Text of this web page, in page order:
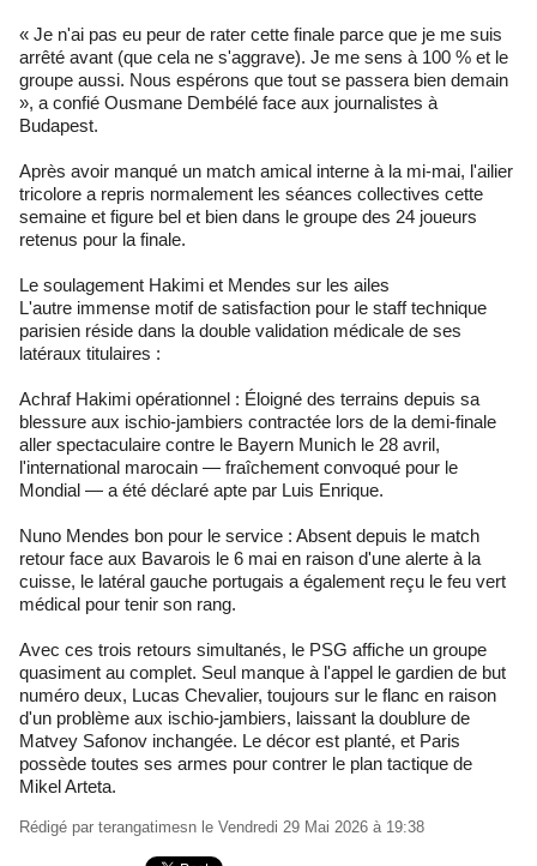
« Je n'ai pas eu peur de rater cette finale parce que je me suis
arrêté avant (que cela ne s'aggrave). Je me sens à 100 % et le
groupe aussi. Nous espérons que tout se passera bien demain
», a confié Ousmane Dembélé face aux journalistes à
Budapest.
Après avoir manqué un match amical interne à la mi-mai, l'ailier
tricolore a repris normalement les séances collectives cette
semaine et figure bel et bien dans le groupe des 24 joueurs
retenus pour la finale.
Le soulagement Hakimi et Mendes sur les ailes
L'autre immense motif de satisfaction pour le staff technique
parisien réside dans la double validation médicale de ses
latéraux titulaires :
Achraf Hakimi opérationnel : Éloigné des terrains depuis sa
blessure aux ischio-jambiers contractée lors de la demi-finale
aller spectaculaire contre le Bayern Munich le 28 avril,
l'international marocain — fraîchement convoqué pour le
Mondial — a été déclaré apte par Luis Enrique.
Nuno Mendes bon pour le service : Absent depuis le match
retour face aux Bavarois le 6 mai en raison d'une alerte à la
cuisse, le latéral gauche portugais a également reçu le feu vert
médical pour tenir son rang.
Avec ces trois retours simultanés, le PSG affiche un groupe
quasiment au complet. Seul manque à l'appel le gardien de but
numéro deux, Lucas Chevalier, toujours sur le flanc en raison
d'un problème aux ischio-jambiers, laissant la doublure de
Matvey Safonov inchangée. Le décor est planté, et Paris
possède toutes ses armes pour contrer le plan tactique de
Mikel Arteta.
Rédigé par terangatimesn le Vendredi 29 Mai 2026 à 19:38